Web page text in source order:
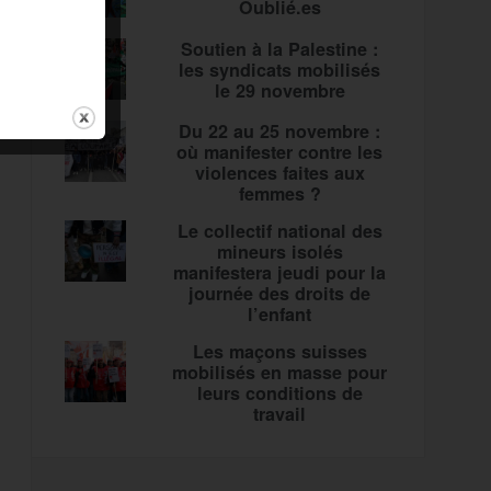
Oublié.es
Soutien à la Palestine :
les syndicats mobilisés
le 29 novembre
Du 22 au 25 novembre :
où manifester contre les
violences faites aux
femmes ?
Le collectif national des
mineurs isolés
manifestera jeudi pour la
journée des droits de
l’enfant
Les maçons suisses
mobilisés en masse pour
leurs conditions de
travail